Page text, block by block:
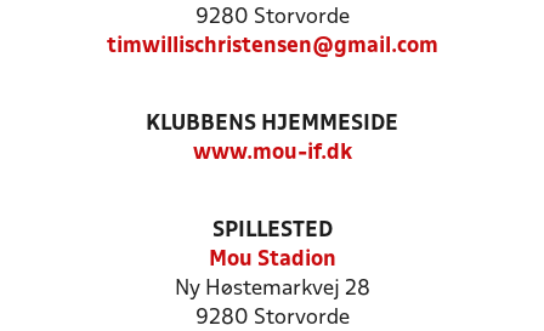
9280 Storvorde
timwillischristensen@gmail.com
KLUBBENS HJEMMESIDE
www.mou-if.dk
SPILLESTED
Mou Stadion
Ny Høstemarkvej 28
9280 Storvorde